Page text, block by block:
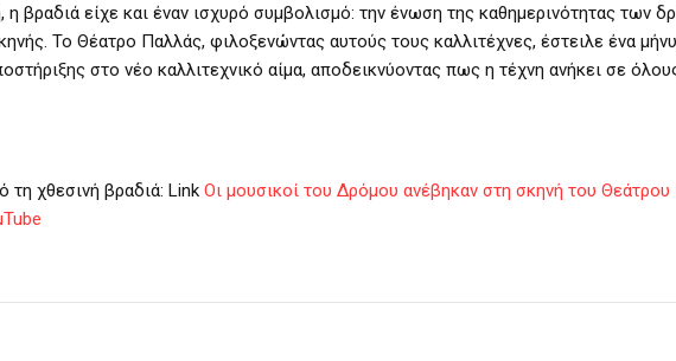
βραδιά είχε και έναν ισχυρό συμβολισμό: την ένωση της καθημερινότητας των
Το Θέατρο Παλλάς, φιλοξενώντας αυτούς τους καλλιτέχνες, έστειλε ένα
στο νέο καλλιτεχνικό αίμα, αποδεικνύοντας πως η τέχνη ανήκει σε
τη χθεσινή βραδιά: Link Οι μουσικοί του Δρόμου ανέβηκαν στη σκηνή του Θεάτρου